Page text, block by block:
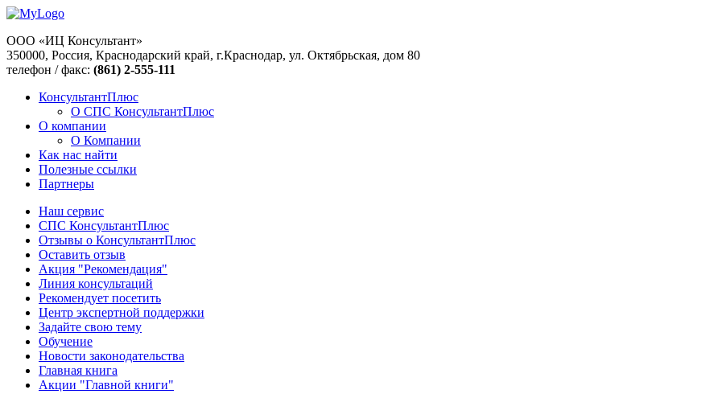
ООО «ИЦ Консультант»
350000, Россия, Краснодарский край, г.Краснодар, ул. Октябрьская, дом 80
телефон / факс: (861) 2-555-111
КонсультантПлюс
О СПС КонсультантПлюс
О компании
О Компании
Как нас найти
Полезные ссылки
Партнеры
Наш сервис
СПС КонсультантПлюс
Отзывы о КонсультантПлюс
Оставить отзыв
Акция "Рекомендация"
Линия консультаций
Рекомендует посетить
Центр экспертной поддержки
Задайте свою тему
Обучение
Новости законодательства
Главная книга
Акции "Главной книги"